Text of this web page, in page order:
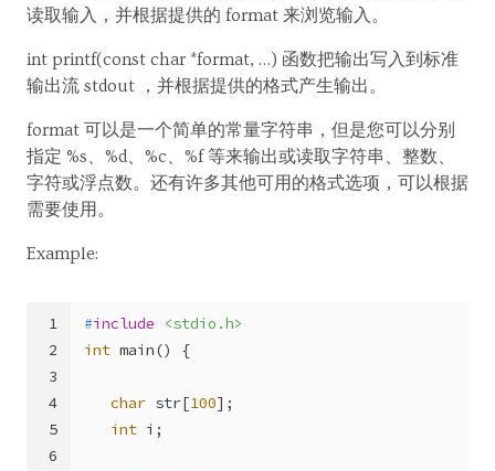
读取输入，并根据提供的 format 来浏览输入。
int printf(const char *format, …) 函数把输出写入到标准
输出流 stdout ，并根据提供的格式产生输出。
format 可以是一个简单的常量字符串，但是您可以分别
指定 %s、%d、%c、%f 等来输出或读取字符串、整数、
字符或浮点数。还有许多其他可用的格式选项，可以根据
需要使用。
Example:
1
2
3
4
5
6
#include
<stdio.h>
int main() {
char str[100];
int i;